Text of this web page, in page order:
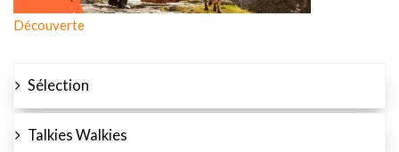
Découverte
Sélection
Talkies Walkies